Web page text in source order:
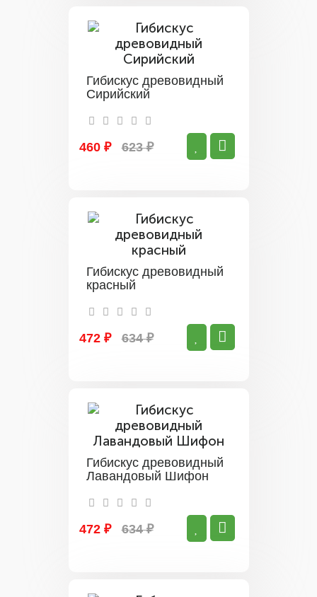
Гибискус древовидный
Сирийский
460 ₽ 623 ₽
Гибискус древовидный
красный
472 ₽ 634 ₽
Гибискус древовидный
Лавандовый Шифон
472 ₽ 634 ₽